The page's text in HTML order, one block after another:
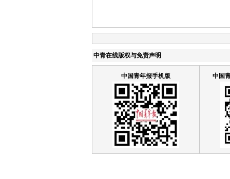
中青在线版权与免责声明
中国青年报手机版 中国